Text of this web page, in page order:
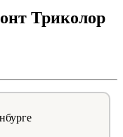
Триколор